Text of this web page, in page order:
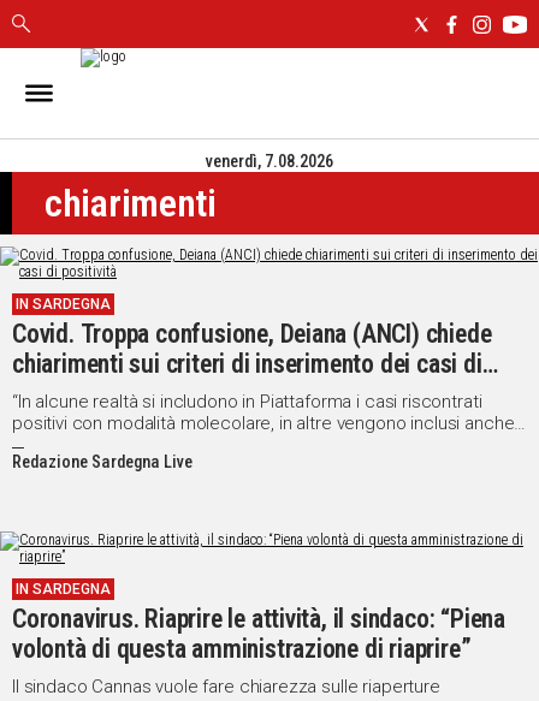
IN
CAGLIARI
SASSARI
NUORO
ORISTANO
SULCIS
GALLURA
OGLIASTRA
CAMPIDANO
POLITICA
IN
ITALIA
NEL
MONDO
SPORT
venerdì, 7.08.2026
chiarimenti
IN SARDEGNA
Covid. Troppa confusione, Deiana (ANCI) chiede
chiarimenti sui criteri di inserimento dei casi di
positività
“In alcune realtà si includono in Piattaforma i casi riscontrati
positivi con modalità molecolare, in altre vengono inclusi anche i
casi positivi riscontrati tramite tampone antigenico”
Redazione Sardegna Live
IN SARDEGNA
Coronavirus. Riaprire le attività, il sindaco: “Piena
volontà di questa amministrazione di riaprire”
Il sindaco Cannas vuole fare chiarezza sulle riaperture